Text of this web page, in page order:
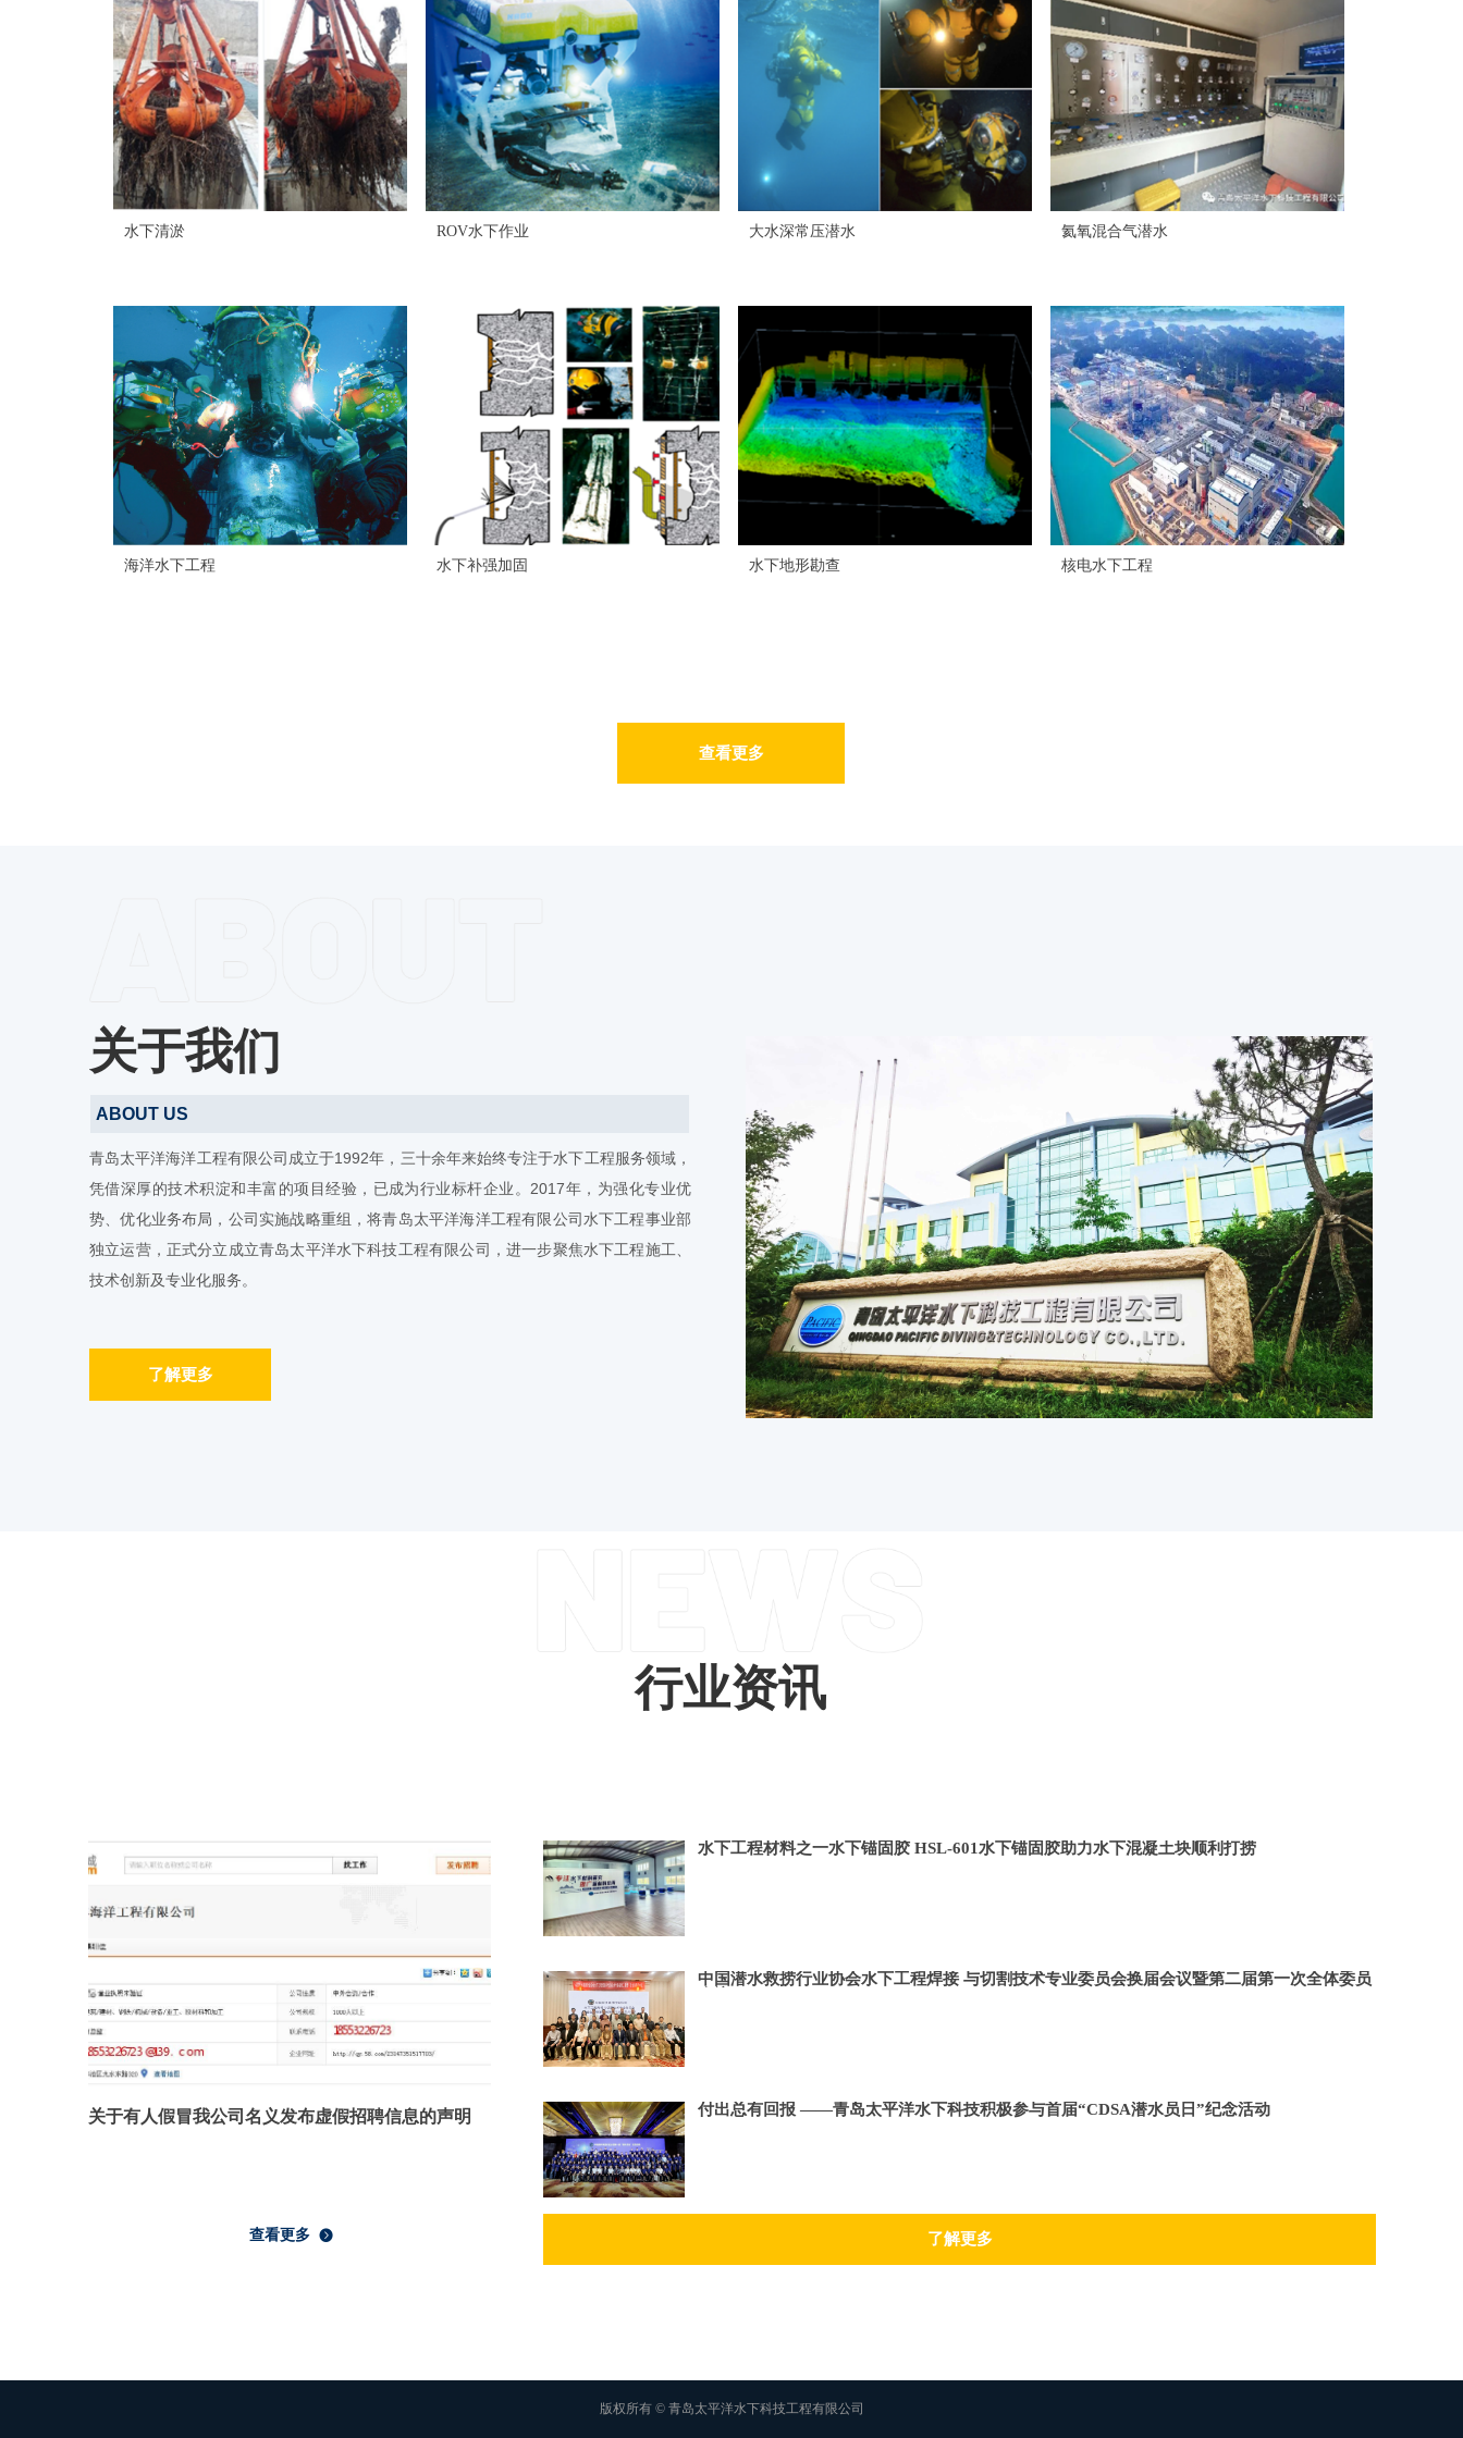
查看更多
水下清淤 ROV水下作业 大水深常压潜水 氦氧混合气潜水
海洋水下工程 水下补强加固 水下地形勘查 核电水下工程
关于我们
青岛太平洋海洋工程有限公司成立于1992年，三十余年来始终专注于水下工程服务领域，
凭借深厚的技术积淀和丰富的项目经验，已成为行业标杆企业。2017年，为强化专业优
势、优化业务布局，公司实施战略重组，将青岛太平洋海洋工程有限公司水下工程事业部
独立运营，正式分立成立青岛太平洋水下科技工程有限公司，进一步聚焦水下工程施工、
技术创新及专业化服务。
ABOUT US
了解更多
行业资讯
关于有人假冒我公司名义发布虚假招聘信息的声明
查看更多 뀹
水下工程材料之一水下锚固胶 HSL-601水下锚固胶助力水下混凝土块顺利打捞
中国潜水救捞行业协会水下工程焊接 与切割技术专业委员会换届会议暨第二届第一次全体委员
付出总有回报 ——青岛太平洋水下科技积极参与首届“CDSA潜水员日”纪念活动
了解更多
版权所有 © 青岛太平洋水下科技工程有限公司